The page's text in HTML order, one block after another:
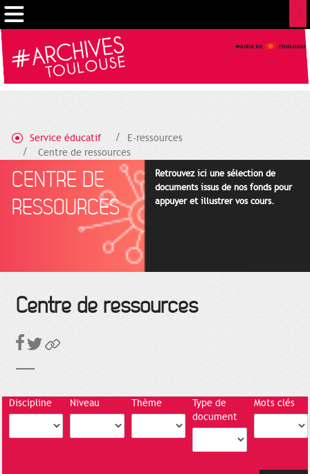
Service éducatif
E-ressources
Centre de ressources
CENTRE DE
RESSOURCES
Retrouvez ici une sélection de
documents issus de nos fonds pour
appuyer et illustrer vos cours.
Centre de ressources
Discipline Niveau Thème
Type de
document
Mots clés
Cookies management panel